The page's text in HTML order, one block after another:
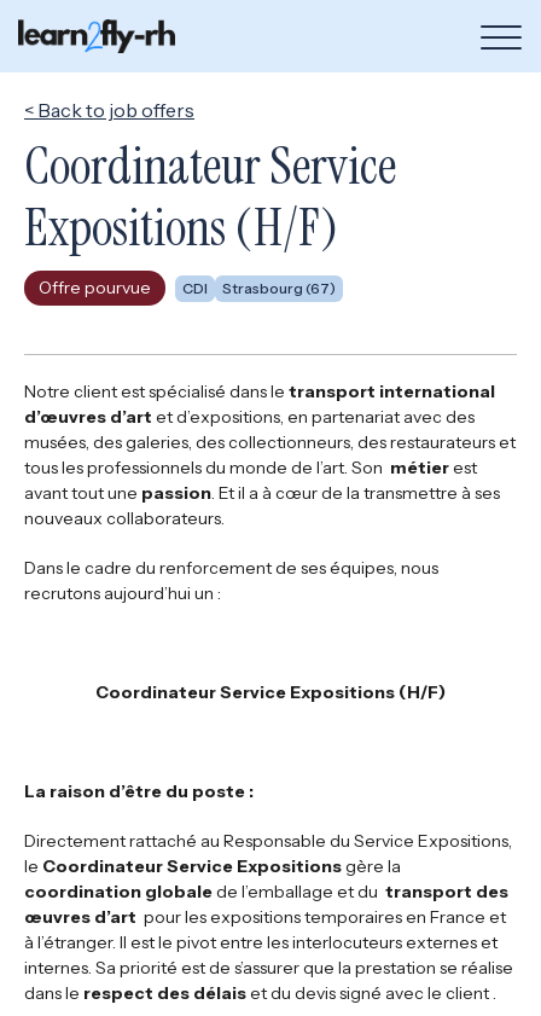
de
< Back to job offers
Coordinateur Service
Expositions (H/F)
Offre pourvue CDI Strasbourg (67)
Notre client est spécialisé dans le transport international
d’œuvres d’art et d’expositions, en partenariat avec des
musées, des galeries, des collectionneurs, des restaurateurs et
tous les professionnels du monde de l’art. Son métierest
avant tout une passion. Et il a à cœur de la transmettre à ses
nouveaux collaborateurs.
Dans le cadre du renforcement de ses équipes, nous
recrutons aujourd’hui un :
Coordinateur Service Expositions (H/F)
La raison d’être du poste :
Directement rattaché au Responsable du Service Expositions,
le Coordinateur Service Expositionsgère la
coordination globalede l’emballage et du transport des
œuvres d’art pour les expositions temporaires en France et
à l’étranger. Il est le pivot entre les interlocuteurs externes et
internes. Sa priorité est de s’assurer que la prestation se réalise
dans le respect des délaiset du devis signé avec le client .